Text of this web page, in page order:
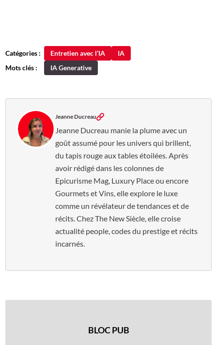
Catégories : Entretien avec l’IA
IA
Mots clés :
IA Generative
Jeanne Ducreau
Jeanne Ducreau manie la plume avec un
goût assumé pour les univers qui brillent,
du tapis rouge aux tables étoilées. Après
avoir rédigé dans les colonnes de
Epicurisme Mag, Luxury Place ou encore
Gourmets et Vins, elle explore le luxe
comme un révélateur de tendances et de
récits. Chez The New Siècle, elle croise
actualité people, codes du prestige et récits
incarnés.
BLOC PUB